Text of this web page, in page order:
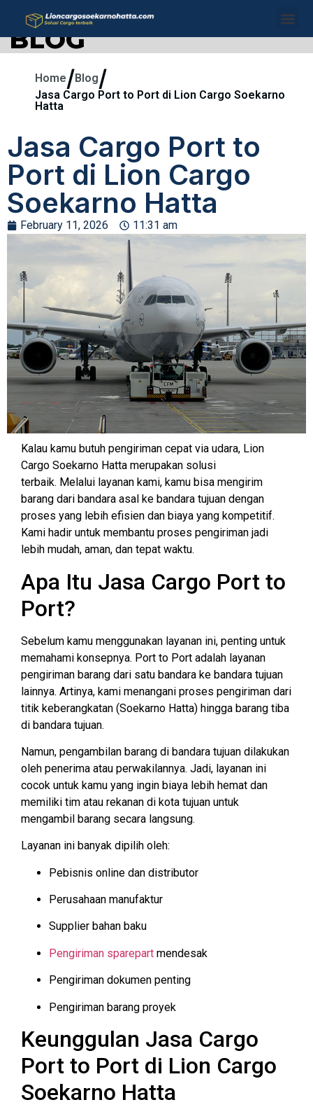
BLOG
Home/Blog/
Jasa Cargo Port to Port di Lion Cargo Soekarno
Hatta
Jasa Cargo Port to
Port di Lion Cargo
Soekarno Hatta
February 11, 2026 11:31 am
Kalau kamu butuh pengiriman cepat via udara, Lion
Cargo Soekarno Hatta merupakan solusi
terbaik. Melalui layanan kami, kamu bisa mengirim
barang dari bandara asal ke bandara tujuan dengan
proses yang lebih efisien dan biaya yang kompetitif.
Kami hadir untuk membantu proses pengiriman jadi
lebih mudah, aman, dan tepat waktu.
Apa Itu Jasa Cargo Port to
Port?
Sebelum kamu menggunakan layanan ini, penting untuk
memahami konsepnya. Port to Port adalah layanan
pengiriman barang dari satu bandara ke bandara tujuan
lainnya. Artinya, kami menangani proses pengiriman dari
titik keberangkatan (Soekarno Hatta) hingga barang tiba
di bandara tujuan.
Namun, pengambilan barang di bandara tujuan dilakukan
oleh penerima atau perwakilannya. Jadi, layanan ini
cocok untuk kamu yang ingin biaya lebih hemat dan
memiliki tim atau rekanan di kota tujuan untuk
mengambil barang secara langsung.
Layanan ini banyak dipilih oleh:
Pebisnis online dan distributor
Perusahaan manufaktur
Supplier bahan baku
Pengiriman sparepart mendesak
Pengiriman dokumen penting
Pengiriman barang proyek
Keunggulan Jasa Cargo
Port to Port di Lion Cargo
Soekarno Hatta